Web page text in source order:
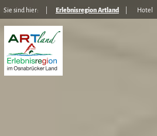
Sie sind hier: Erlebnisregion Artland Hotel